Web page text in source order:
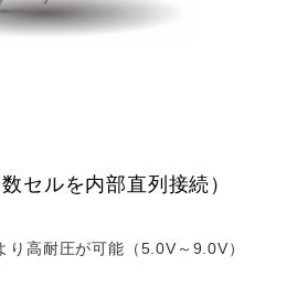
セルを内部直列接続）
り高耐圧が可能（5.0V～9.0V）